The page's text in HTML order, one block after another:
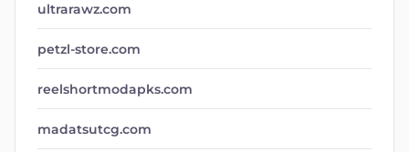
ultrarawz.com
petzl-store.com
reelshortmodapks.com
madatsutcg.com